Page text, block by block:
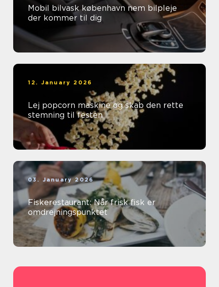
Mobil bilvask københavn nem bilpleje
der kommer til dig
12. January 2026
Lej popcorn maskine og skab den rette
stemning til festen
03. January 2026
Fiskerestaurant: Når frisk fisk er
omdrejningspunktet